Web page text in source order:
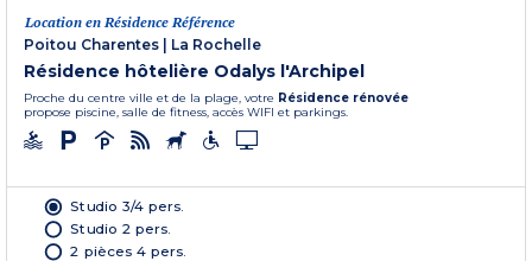
Location en Résidence Référence
Poitou Charentes | La Rochelle
Résidence hôtelière Odalys l'Archipel
Proche du centre ville et de la plage, votre Résidence rénovée
propose piscine, salle de fitness, accès WIFI et parkings.
Studio 3/4 pers.
Studio 2 pers.
2 pièces 4 pers.